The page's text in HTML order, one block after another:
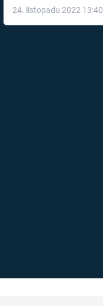
24. listopadu 2022 13:40